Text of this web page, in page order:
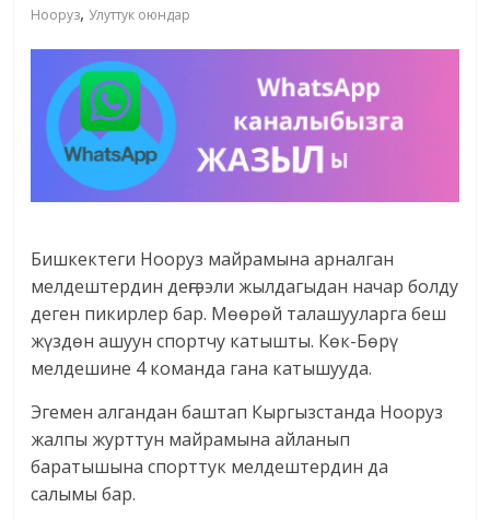
Нооруз, Улуттук оюндар
Бишкектеги Нооруз майрамына арналган
мелдештердин деңгээли жылдагыдан начар болду
деген пикирлер бар. Мөөрөй талашууларга беш
жүздөн ашуун спортчу катышты. Көк-Бөрү
мелдешине 4 команда гана катышууда.
Эгемен алгандан баштап Кыргызстанда Нооруз
жалпы журттун майрамына айланып
баратышына спорттук мелдештердин да
салымы бар.